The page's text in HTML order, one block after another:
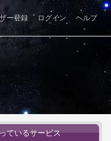
ー登録 ログイン ヘルプ
ているサービス